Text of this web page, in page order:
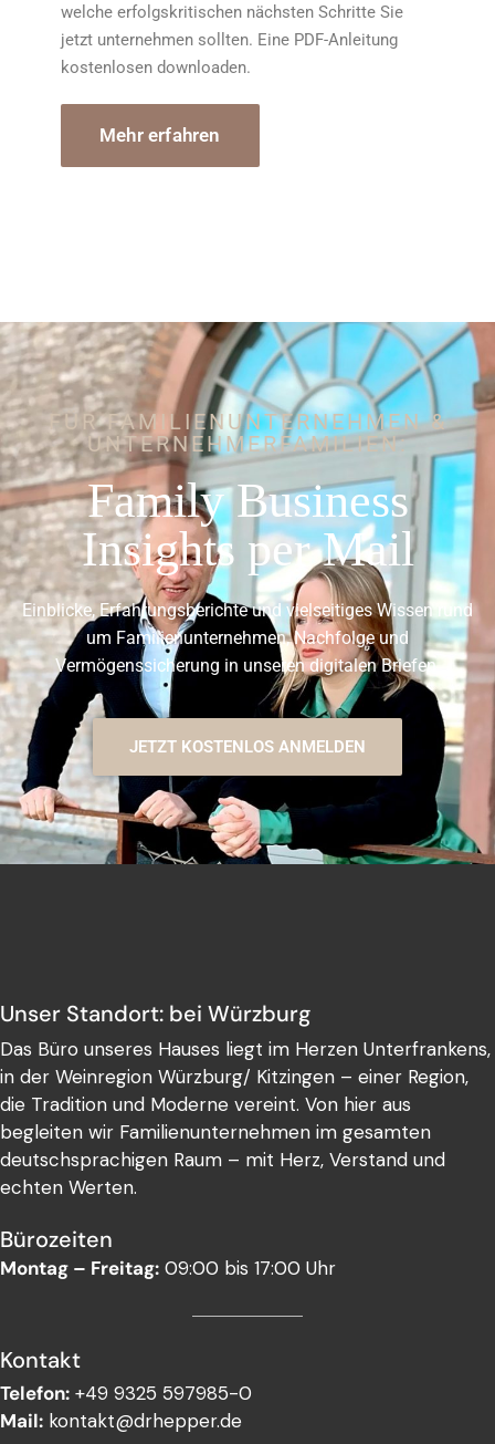
welche erfolgskritischen nächsten Schritte Sie
jetzt unternehmen sollten. Eine PDF-Anleitung
kostenlosen downloaden.
Mehr erfahren
FÜR FAMILIENUNTERNEHMEN &
UNTERNEHMERFAMILIEN:
Family Business
Insights per Mail
Einblicke, Erfahrungsberichte und vielseitiges Wissen rund
um Familienunternehmen, Nachfolge und
Vermögenssicherung in unseren digitalen Briefen.
JETZT KOSTENLOS ANMELDEN
Unser Standort: bei Würzburg
Das Büro unseres Hauses liegt im Herzen Unterfrankens,
in der Weinregion Würzburg/ Kitzingen – einer Region,
die Tradition und Moderne vereint. Von hier aus
begleiten wir Familienunternehmen im gesamten
deutschsprachigen Raum – mit Herz, Verstand und
echten Werten.
Bürozeiten
Montag – Freitag: 09:00 bis 17:00 Uhr
Kontakt
Telefon: +49 9325 597985-0
Mail: kontakt@drhepper.de